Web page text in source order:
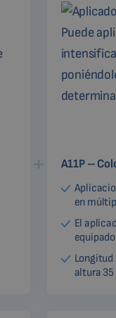
A11P –
en
El
Longitud
altura